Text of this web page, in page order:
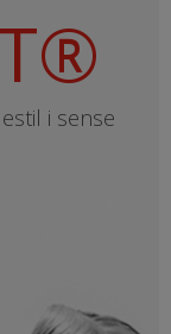
i sense